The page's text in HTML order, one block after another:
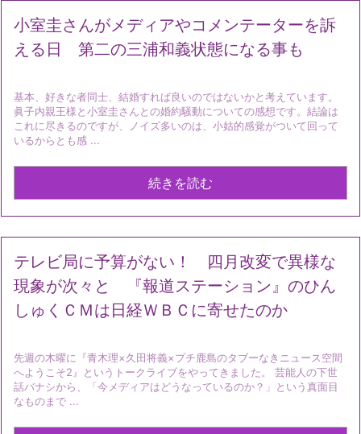
小室圭さんがメディアやコメンテーターを訴
える日 第二の三浦和義状態になる事も
基本、好きな者同士、結婚すれば良いのではないかと考えています。
眞子内親王様と小室圭さんとの婚約騒動についての感想です。結論は
これに尽きるのですが、ノイズ多いのは、小姑的感覚がついて回って
いるからとも感 ...
続きを読む
テレビ局に予算がない！ 四月改変で異様な
現象が次々と 『報道ステーション』のひん
しゅくＣＭは日経ＷＢＣに寄せたのか
先週の木曜に『青木理×久田将義×プチ鹿島のタブーなきニュース空間
へようこそ2』というトークライブをやってきました。 芸能人の下世
話バナシから、「今メディアはどうなっているのか？」という真面目
なものまで ...